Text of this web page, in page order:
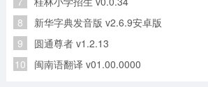
8 新华字典发音版 v2.6.9安卓版
9 圆通尊者 v1.2.13
10 闽南语翻译 v01.00.0000